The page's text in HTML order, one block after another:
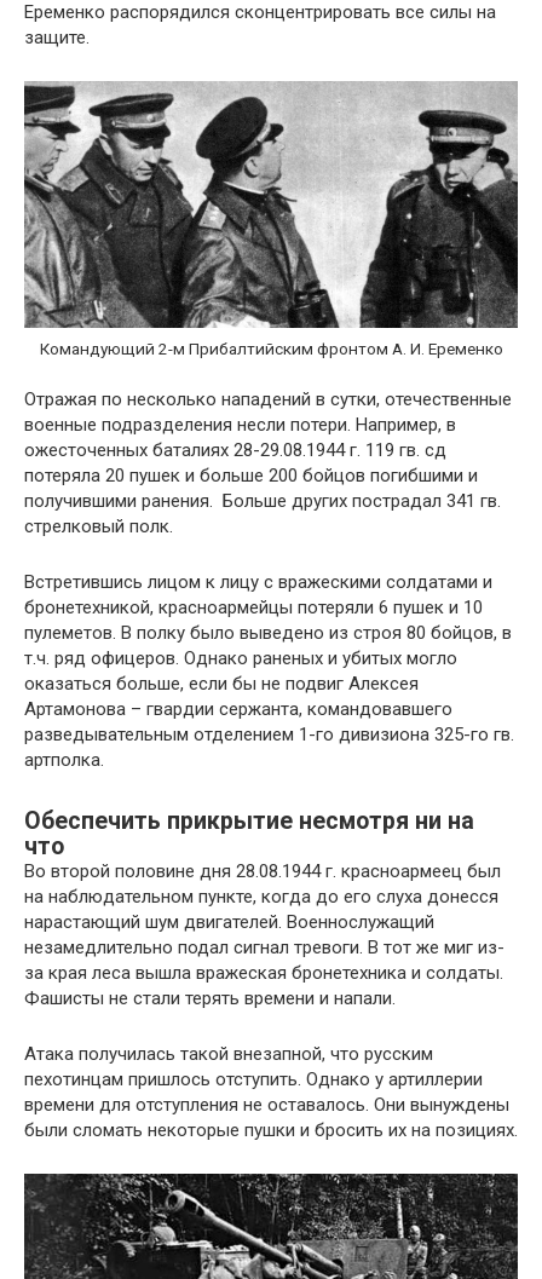
Еременко распорядился сконцентрировать все силы на
защите.
Командующий 2-м Прибалтийским фронтом А. И. Еременко
Отражая по несколько нападений в сутки, отечественные
военные подразделения несли потери. Например, в
ожесточенных баталиях 28-29.08.1944 г. 119 гв. сд
потеряла 20 пушек и больше 200 бойцов погибшими и
получившими ранения. Больше других пострадал 341 гв.
стрелковый полк.
Встретившись лицом к лицу с вражескими солдатами и
бронетехникой, красноармейцы потеряли 6 пушек и 10
пулеметов. В полку было выведено из строя 80 бойцов, в
т.ч. ряд офицеров. Однако раненых и убитых могло
оказаться больше, если бы не подвиг Алексея
Артамонова – гвардии сержанта, командовавшего
разведывательным отделением 1-го дивизиона 325-го гв.
артполка.
Обеспечить прикрытие несмотря ни на
что
Во второй половине дня 28.08.1944 г. красноармеец был
на наблюдательном пункте, когда до его слуха донесся
нарастающий шум двигателей. Военнослужащий
незамедлительно подал сигнал тревоги. В тот же миг из-
за края леса вышла вражеская бронетехника и солдаты.
Фашисты не стали терять времени и напали.
Атака получилась такой внезапной, что русским
пехотинцам пришлось отступить. Однако у артиллерии
времени для отступления не оставалось. Они вынуждены
были сломать некоторые пушки и бросить их на позициях.